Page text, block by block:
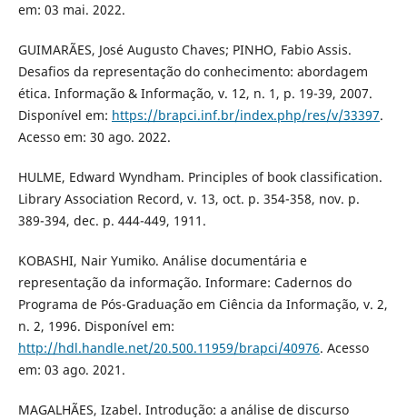
em: 03 mai. 2022.
GUIMARÃES, José Augusto Chaves; PINHO, Fabio Assis.
Desafios da representação do conhecimento: abordagem
ética. Informação & Informação, v. 12, n. 1, p. 19-39, 2007.
Disponível em: https://brapci.inf.br/index.php/res/v/33397.
Acesso em: 30 ago. 2022.
HULME, Edward Wyndham. Principles of book classification.
Library Association Record, v. 13, oct. p. 354-358, nov. p.
389-394, dec. p. 444-449, 1911.
KOBASHI, Nair Yumiko. Análise documentária e
representação da informação. Informare: Cadernos do
Programa de Pós-Graduação em Ciência da Informação, v. 2,
n. 2, 1996. Disponível em:
http://hdl.handle.net/20.500.11959/brapci/40976. Acesso
em: 03 ago. 2021.
MAGALHÃES, Izabel. Introdução: a análise de discurso